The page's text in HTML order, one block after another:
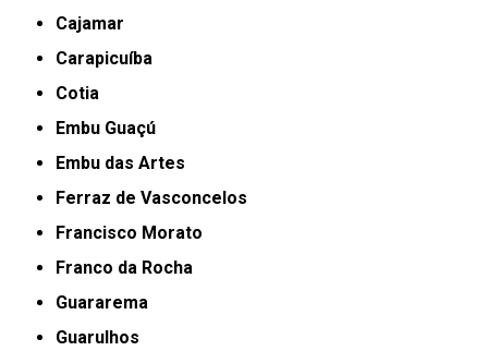
Cajamar
Carapicuíba
Cotia
Embu Guaçú
Embu das Artes
Ferraz de Vasconcelos
Francisco Morato
Franco da Rocha
Guararema
Guarulhos